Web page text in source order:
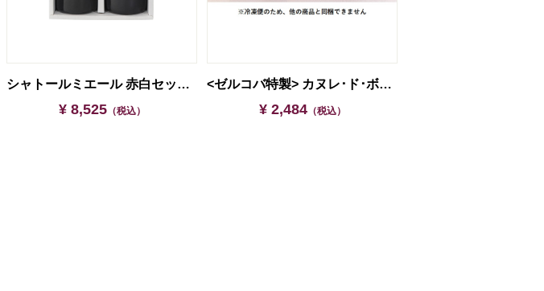
シャトールミエール 赤白セット【ギフト箱入】
¥ 8,525（税込）
<ゼルコバ特製> カヌレ･ド･ボルドー･クラシック 6個セット（ギフト箱入） ※クール便をご選択ください※
¥ 2,484（税込）